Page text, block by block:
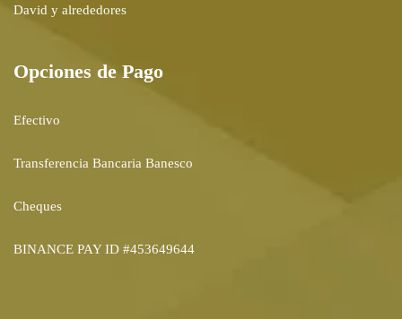
David y alrededores
Opciones de Pago
Efectivo
Transferencia Bancaria Banesco
Cheques
BINANCE PAY ID #453649644